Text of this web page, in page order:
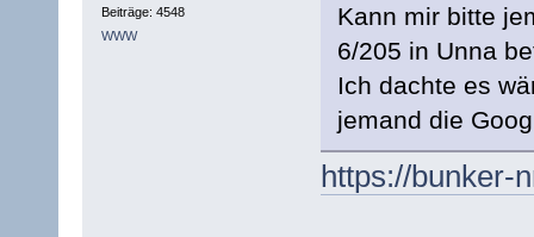
Beiträge: 4548
WWW
Kann mir bitte
6/205 in Unna
Ich dachte es
jemand die
https://bunker-